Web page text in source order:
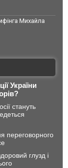
Михайла
України
стануть
переговорного
глузд і